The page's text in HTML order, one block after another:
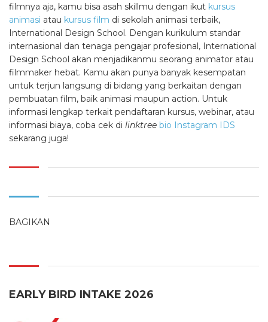
filmnya aja, kamu bisa asah skillmu dengan ikut kursus
animasi atau kursus film di sekolah animasi terbaik,
International Design School. Dengan kurikulum standar
internasional dan tenaga pengajar profesional, International
Design School akan menjadikanmu seorang animator atau
filmmaker hebat. Kamu akan punya banyak kesempatan
untuk terjun langsung di bidang yang berkaitan dengan
pembuatan film, baik animasi maupun action. Untuk
informasi lengkap terkait pendaftaran kursus, webinar, atau
informasi biaya, coba cek di linktree bio Instagram IDS
sekarang juga!
BAGIKAN
EARLY BIRD INTAKE 2026